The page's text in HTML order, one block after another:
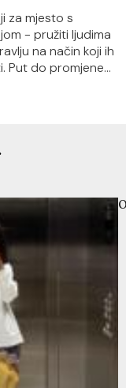
za mjesto s
- pružiti ljudima
na način koji ih
Put do promjene...